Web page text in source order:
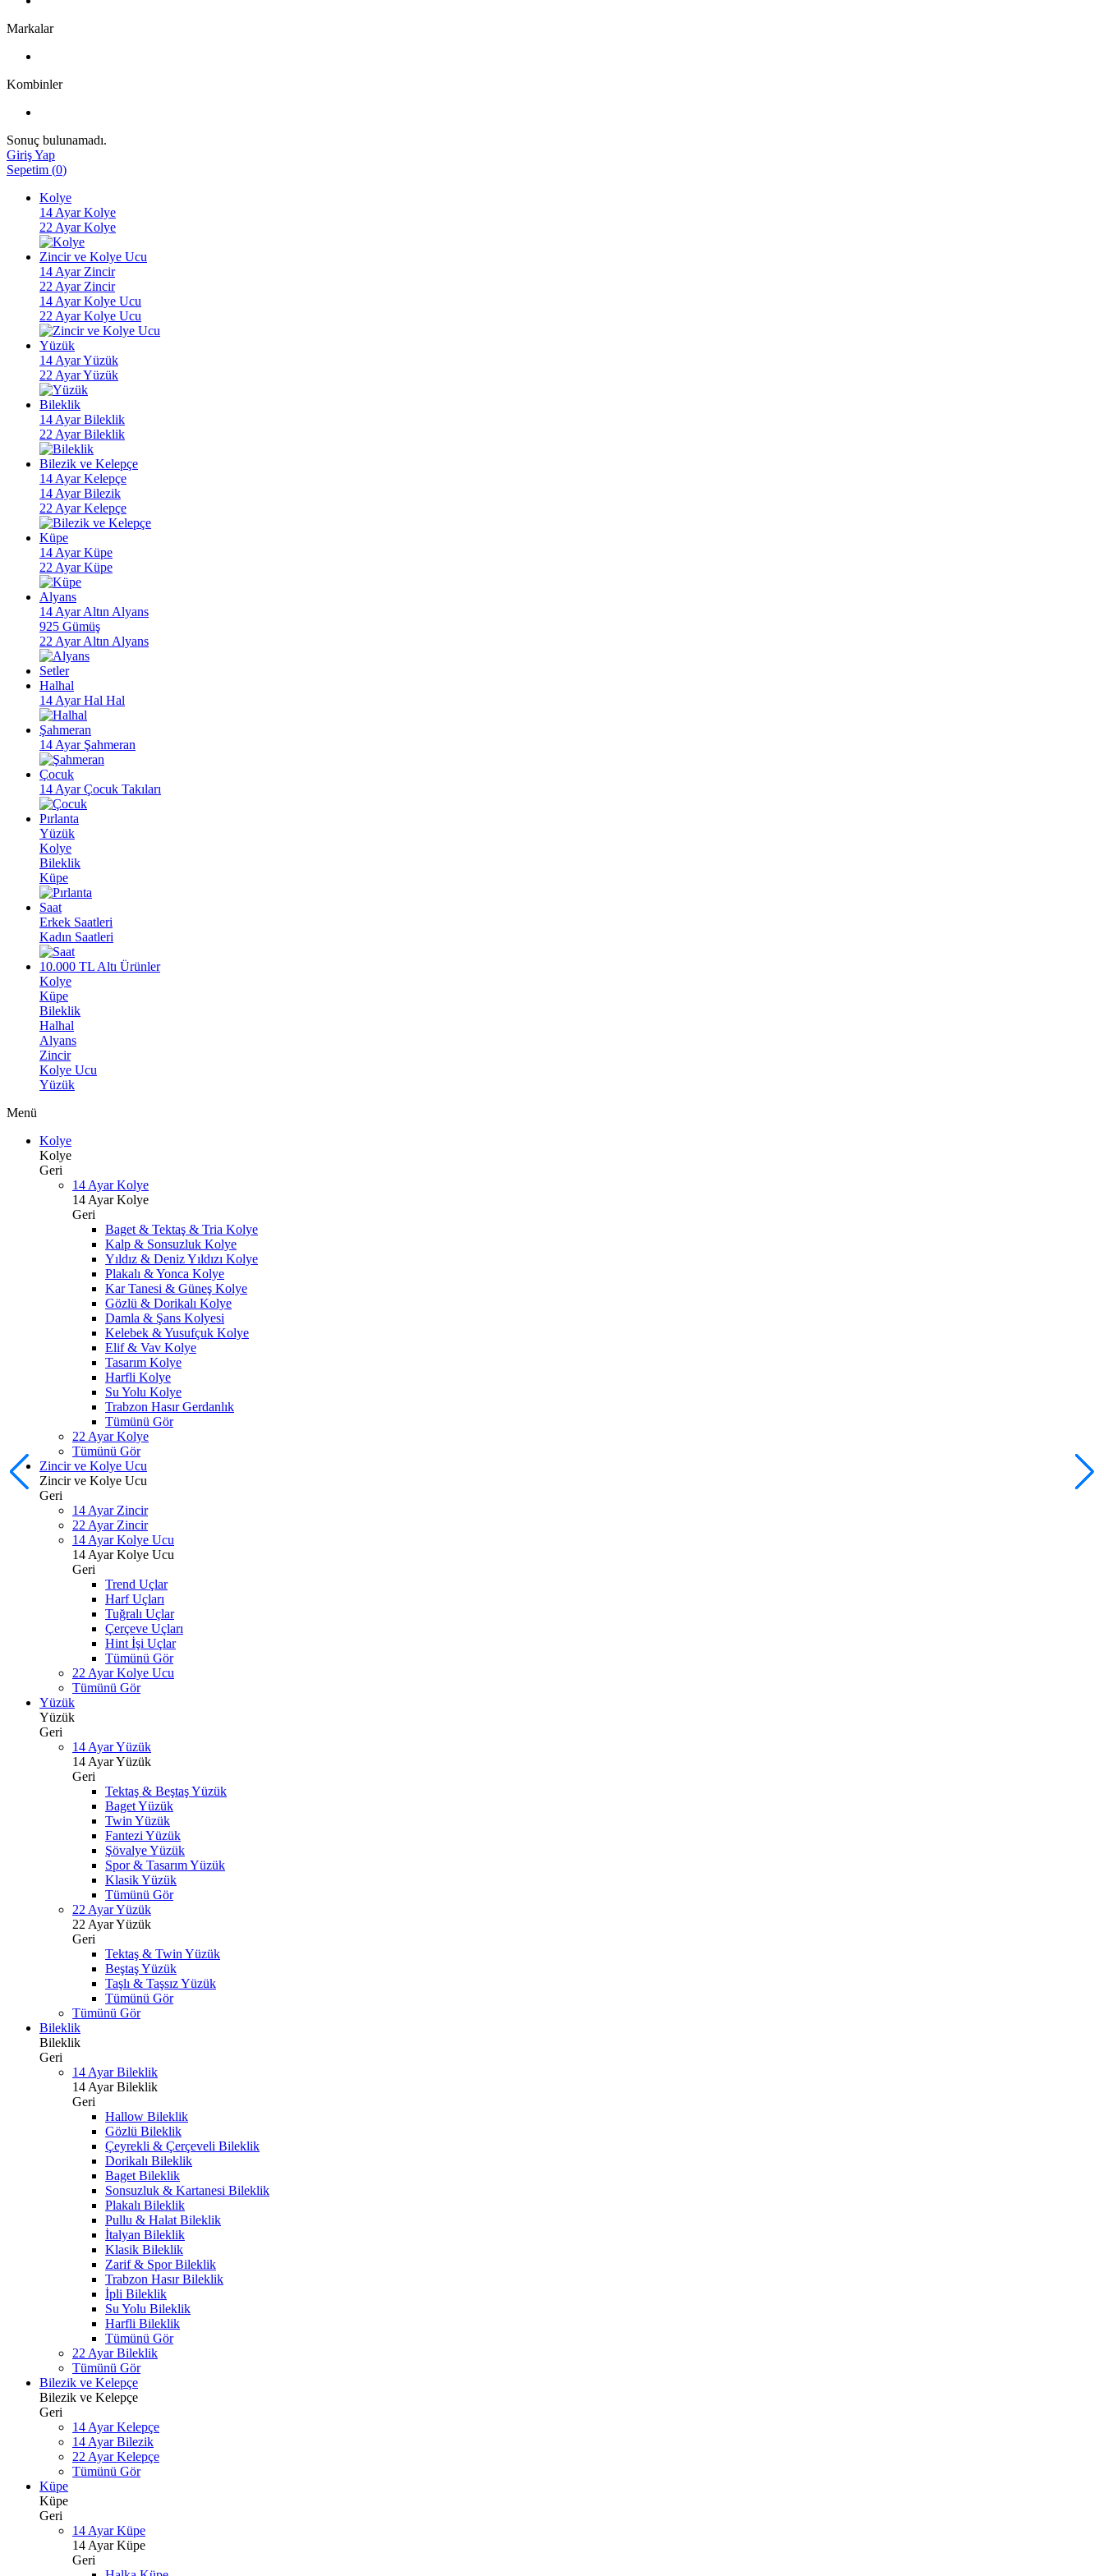
Markalar
Kombinler
Sonuç bulunamadı.
Giriş Yap
Sepetim (0)
Kolye
14 Ayar Kolye
22 Ayar Kolye
Zincir ve Kolye Ucu
14 Ayar Zincir
22 Ayar Zincir
14 Ayar Kolye Ucu
22 Ayar Kolye Ucu
Yüzük
14 Ayar Yüzük
22 Ayar Yüzük
Bileklik
14 Ayar Bileklik
22 Ayar Bileklik
Bilezik ve Kelepçe
14 Ayar Kelepçe
14 Ayar Bilezik
22 Ayar Kelepçe
Küpe
14 Ayar Küpe
22 Ayar Küpe
Alyans
14 Ayar Altın Alyans
925 Gümüş
22 Ayar Altın Alyans
Setler
Halhal
14 Ayar Hal Hal
Şahmeran
14 Ayar Şahmeran
Çocuk
14 Ayar Çocuk Takıları
Pırlanta
Yüzük
Kolye
Bileklik
Küpe
Saat
Erkek Saatleri
Kadın Saatleri
10.000 TL Altı Ürünler
Kolye
Küpe
Bileklik
Halhal
Alyans
Zincir
Kolye Ucu
Yüzük
Menü
Kolye
Kolye
Geri
14 Ayar Kolye
14 Ayar Kolye
Geri
Baget & Tektaş & Tria Kolye
Kalp & Sonsuzluk Kolye
Yıldız & Deniz Yıldızı Kolye
Plakalı & Yonca Kolye
Kar Tanesi & Güneş Kolye
Gözlü & Dorikalı Kolye
Damla & Şans Kolyesi
Kelebek & Yusufçuk Kolye
Elif & Vav Kolye
Tasarım Kolye
Harfli Kolye
Su Yolu Kolye
Trabzon Hasır Gerdanlık
Tümünü Gör
22 Ayar Kolye
Tümünü Gör
Zincir ve Kolye Ucu
Zincir ve Kolye Ucu
Geri
14 Ayar Zincir
22 Ayar Zincir
14 Ayar Kolye Ucu
14 Ayar Kolye Ucu
Geri
Trend Uçlar
Harf Uçları
Tuğralı Uçlar
Çerçeve Uçları
Hint İşi Uçlar
Tümünü Gör
22 Ayar Kolye Ucu
Tümünü Gör
Yüzük
Yüzük
Geri
14 Ayar Yüzük
14 Ayar Yüzük
Geri
Tektaş & Beştaş Yüzük
Baget Yüzük
Twin Yüzük
Fantezi Yüzük
Şövalye Yüzük
Spor & Tasarım Yüzük
Klasik Yüzük
Tümünü Gör
22 Ayar Yüzük
22 Ayar Yüzük
Geri
Tektaş & Twin Yüzük
Beştaş Yüzük
Taşlı & Taşsız Yüzük
Tümünü Gör
Tümünü Gör
Bileklik
Bileklik
Geri
14 Ayar Bileklik
14 Ayar Bileklik
Geri
Hallow Bileklik
Gözlü Bileklik
Çeyrekli & Çerçeveli Bileklik
Dorikalı Bileklik
Baget Bileklik
Sonsuzluk & Kartanesi Bileklik
Plakalı Bileklik
Pullu & Halat Bileklik
İtalyan Bileklik
Klasik Bileklik
Zarif & Spor Bileklik
Trabzon Hasır Bileklik
İpli Bileklik
Su Yolu Bileklik
Harfli Bileklik
Tümünü Gör
22 Ayar Bileklik
Tümünü Gör
Bilezik ve Kelepçe
Bilezik ve Kelepçe
Geri
14 Ayar Kelepçe
14 Ayar Bilezik
22 Ayar Kelepçe
Tümünü Gör
Küpe
Küpe
Geri
14 Ayar Küpe
14 Ayar Küpe
Geri